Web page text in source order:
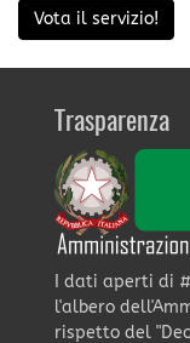
Vota il servizio!
Trasparenza
I dati aperti di
l'albero
rispetto del